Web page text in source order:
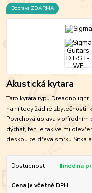
Doprava ZDARMA
Akustická kytara
Tato kytara typu
na ní tedy žádné zbytečnosti,
Povrchová úprava v
dýchat, ten je tak velmi
deskou ze dřeva smrku Sitka a
Dostupnost Ihned na
Cena je včetně DPH